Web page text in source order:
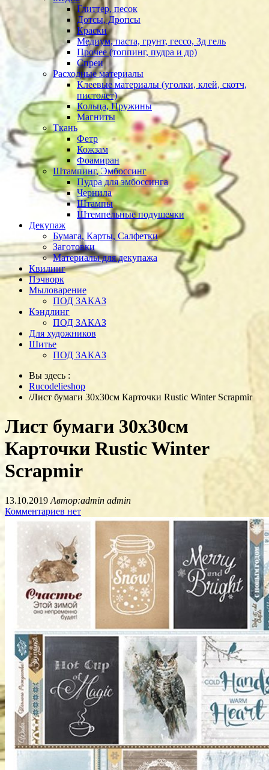
Глиттер, песок
Дотсы, Дропсы
Краски
Медиум, паста, грунт, гессо, 3д гель
Прочее (топпинг, пудра и др)
Спреи
Расходные материалы
Клеевые материалы (уголки, клей, скотч,
пистолет)
Кольца, Пружины
Магниты
Ткань
Фетр
Кожзам
Фоамиран
Штампинг, Эмбоссинг
Пудра для эмбоссинга
Чернила
Штампы
Штемпельные подушечки
Декупаж
Бумага, Карты, Салфетки
Заготовки
Материалы для декупажа
Квилинг
Пэчворк
Мыловарение
ПОД ЗАКАЗ
Кэндлинг
ПОД ЗАКАЗ
Для художников
Шитье
ПОД ЗАКАЗ
Вы здесь :
Rucodelieshop
/Лист бумаги 30х30см Карточки Rustic Winter Scrapmir
Лист бумаги 30х30см
Карточки Rustic Winter
Scrapmir
13.10.2019 Автор:admin admin
Комментариев нет